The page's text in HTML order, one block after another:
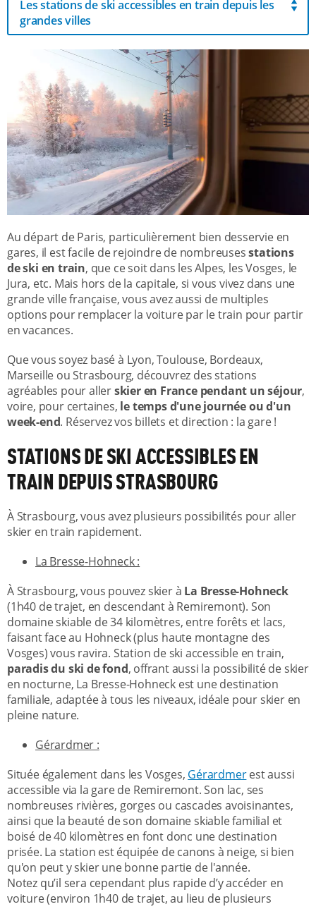
Les stations de ski accessibles en train depuis les
grandes villes
Au départ de Paris, particulièrement bien desservie en
gares, il est facile de rejoindre de nombreusesstations
de ski en train, que ce soit dans les Alpes, les Vosges, le
Jura, etc. Mais hors de la capitale, si vous vivez dans une
grande ville française, vous avez aussi de multiples
options pour remplacer la voiture par le train pour partir
en vacances.
Que vous soyez basé à Lyon, Toulouse, Bordeaux,
Marseille ou Strasbourg, découvrez des stations
agréables pour allerskier en France pendant un séjour,
voire, pour certaines, le temps d'une journée ou d'un
week-end. Réservez vos billets et direction : la gare !
STATIONS DE SKI ACCESSIBLES EN
TRAIN DEPUIS STRASBOURG
À Strasbourg, vous avez plusieurs possibilités pour aller
skier en train rapidement.
La Bresse-Hohneck :
À Strasbourg, vous pouvez skier à La Bresse-Hohneck
(1h40 de trajet, en descendant à Remiremont). Son
domaine skiable de 34 kilomètres, entre forêts et lacs,
faisant face au Hohneck (plus haute montagne des
Vosges) vous ravira. Station de ski accessible en train,
paradis du ski de fond, offrant aussi la possibilité de skier
en nocturne, La Bresse-Hohneck est une destination
familiale, adaptée à tous les niveaux, idéale pour skier en
pleine nature.
Gérardmer :
Située également dans les Vosges, Gérardmerest aussi
accessible via la gare de Remiremont. Son lac, ses
nombreuses rivières, gorges ou cascades avoisinantes,
ainsi que la beauté de son domaine skiable familial et
boisé de 40 kilomètres en font donc une destination
prisée. La station est équipée de canons à neige, si bien
qu'on peut y skier une bonne partie de l'année.
Notez qu’il sera cependant plus rapide d’y accéder en
voiture (environ 1h40 de trajet, au lieu de plusieurs